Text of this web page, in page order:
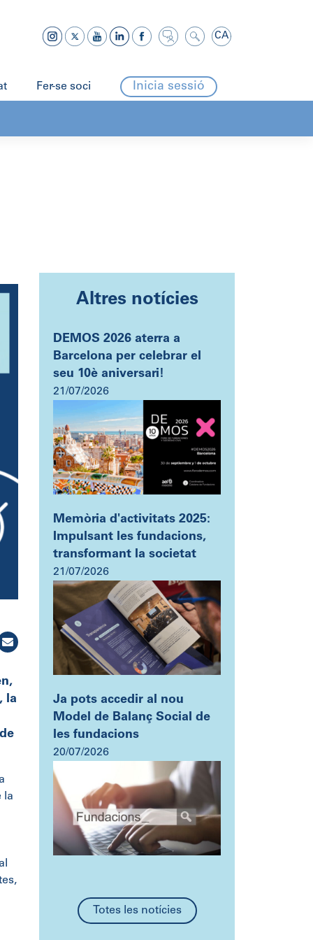
CA
Fer-se soci Inicia sessió
la
la
Altres notícies
DEMOS 2026 aterra a
Barcelona per celebrar el
seu 10è aniversari!
21/07/2026
Memòria d'activitats 2025:
Impulsant les fundacions,
transformant la societat
21/07/2026
Ja pots accedir al nou
Model de Balanç Social de
les fundacions
20/07/2026
Totes les notícies